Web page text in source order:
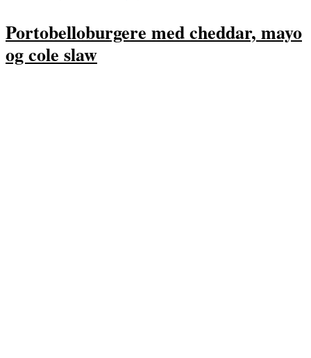
Portobelloburgere med cheddar, mayo
og cole slaw